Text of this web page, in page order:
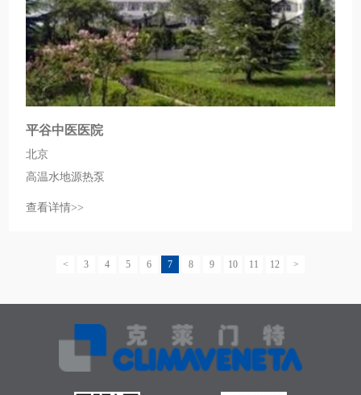
平谷中医医院
北京
高温水地源热泵
查看详情>>
< 3 4 5 6 7 8 9 10 11 12 >